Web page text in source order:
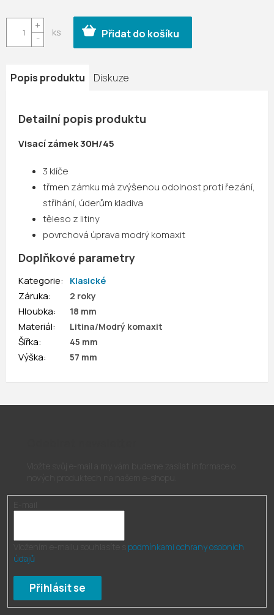
cena:
Přidat do košíku
Popis produktu Diskuze
Detailní popis produktu
Visací zámek 30H/45
3 klíče
třmen zámku má zvýšenou odolnost proti řezání,
stříhání, úderům kladiva
těleso z litiny
povrchová úprava modrý komaxit
Doplňkové parametry
Kategorie: Klasické
Záruka: 2 roky
Hloubka: 18 mm
Materiál: Litina/Modrý komaxit
Šířka: 45 mm
Výška: 57 mm
podmínkami ochrany osobních
údajů
Přihlásit se